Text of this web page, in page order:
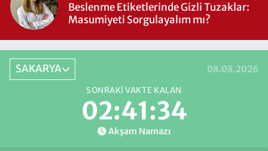
Beslenme Etiketlerinde Gizli Tuzaklar:
Masumiyeti Sorgulayalım mı?
SAKARYA 08.08.2026
SONRAKI VAKTE KALAN
02:41:33
Akşam Namazı